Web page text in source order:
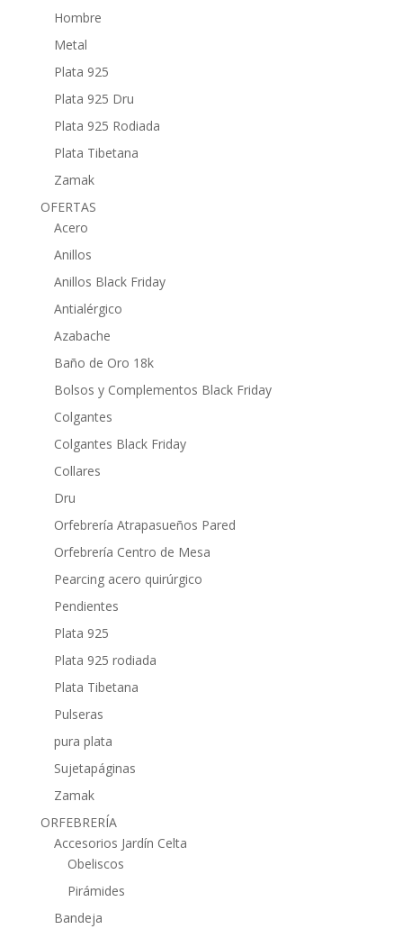
Hombre
Metal
Plata 925
Plata 925 Dru
Plata 925 Rodiada
Plata Tibetana
Zamak
OFERTAS
Acero
Anillos
Anillos Black Friday
Antialérgico
Azabache
Baño de Oro 18k
Bolsos y Complementos Black Friday
Colgantes
Colgantes Black Friday
Collares
Dru
Orfebrería Atrapasueños Pared
Orfebrería Centro de Mesa
Pearcing acero quirúrgico
Pendientes
Plata 925
Plata 925 rodiada
Plata Tibetana
Pulseras
pura plata
Sujetapáginas
Zamak
ORFEBRERÍA
Accesorios Jardín Celta
Obeliscos
Pirámides
Bandeja